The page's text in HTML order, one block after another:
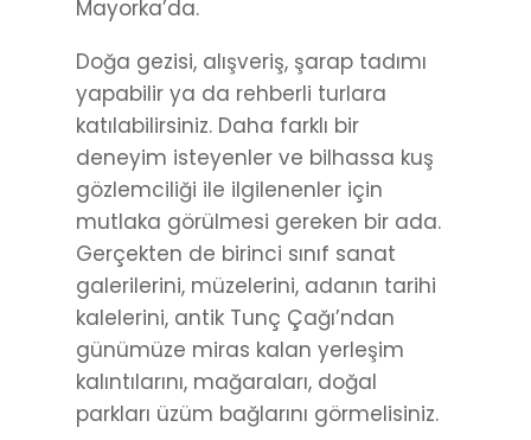
Mayorka’da.
Doğa gezisi, alışveriş, şarap tadımı
yapabilir ya da rehberli turlara
katılabilirsiniz. Daha farklı bir
deneyim isteyenler ve bilhassa kuş
gözlemciliği ile ilgilenenler için
mutlaka görülmesi gereken bir ada.
Gerçekten de birinci sınıf sanat
galerilerini, müzelerini, adanın tarihi
kalelerini, antik Tunç Çağı’ndan
günümüze miras kalan yerleşim
kalıntılarını, mağaraları, doğal
parkları üzüm bağlarını görmelisiniz.